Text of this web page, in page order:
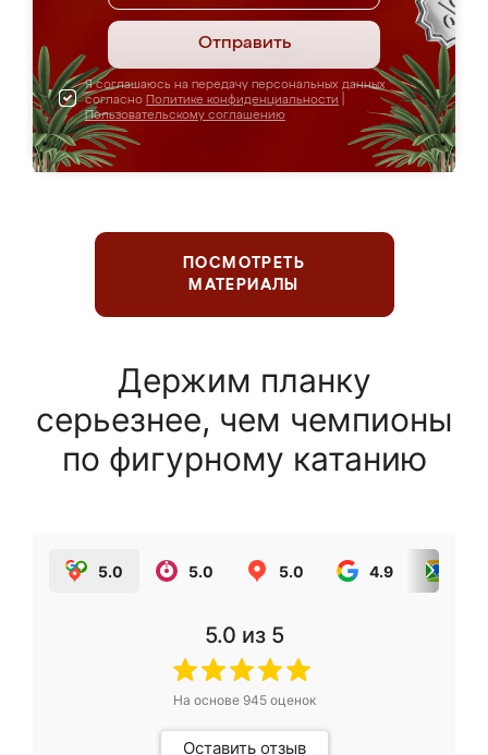
Отправить
Я соглашаюсь на передачу персональных данных
согласно Политике конфиденциальности
Пользовательскому соглашению
ПОСМОТРЕТЬ
МАТЕРИАЛЫ
Держим планку
серьезнее, чем чемпионы
по фигурному катанию
5.0 5.0 5.0 4.9
5.0 из 5
На основе 945оценок
Оставить отзыв